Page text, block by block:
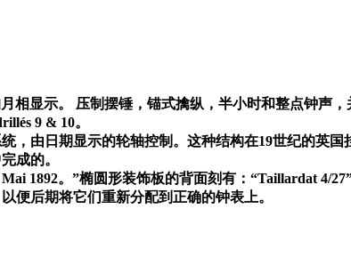
相显示。 压制摆锤，锚式擒纵，半小时和整点钟声
9 & 10。
，由日期显示的轮轴控制。这种结构在19世纪的英国
成的。
1892。 ”椭圆形装饰板的背面刻有： “Taillardat 4/
便后期将它们重新分配到正确的钟表上。